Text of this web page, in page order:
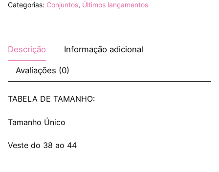
Categorias: Conjuntos, Últimos lançamentos
Descrição Informação adicional
Avaliações (0)
TABELA DE TAMANHO:
Tamanho Único
Veste do 38 ao 44